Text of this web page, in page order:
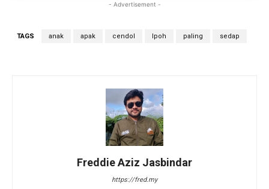
- Advertisement -
TAGS anak apak cendol Ipoh paling sedap
Freddie Aziz Jasbindar
https://fred.my